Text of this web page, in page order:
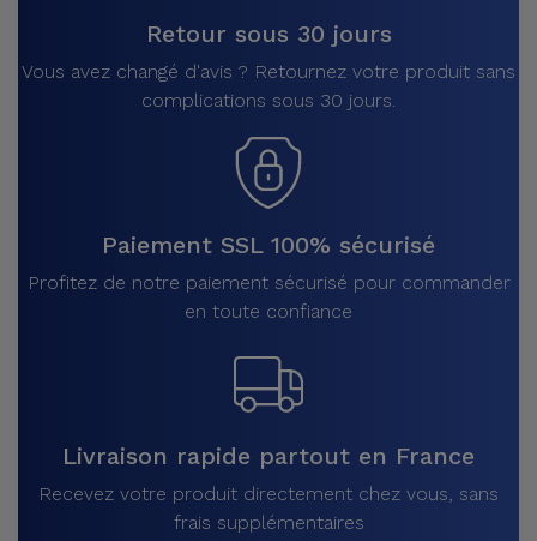
Retour sous 30 jours
Vous avez changé d'avis ? Retournez votre produit sans
complications sous 30 jours.
Paiement SSL 100% sécurisé
Profitez de notre paiement sécurisé pour commander
en toute confiance
Livraison rapide partout en France
Recevez votre produit directement chez vous, sans
frais supplémentaires